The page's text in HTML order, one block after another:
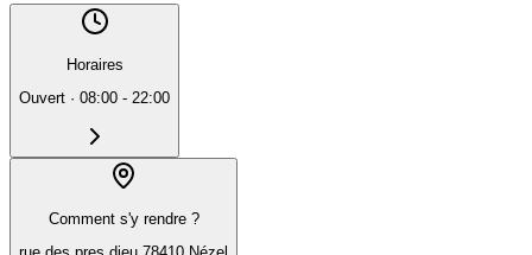
Horaires
Ouvert · 08:00 - 22:00
Comment s'y rendre ?